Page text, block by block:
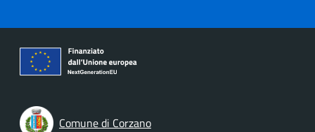
Comune di Corzano